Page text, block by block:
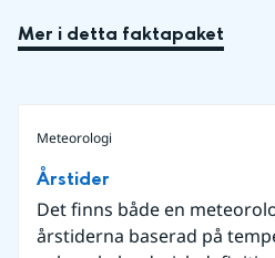
Mer i detta faktapaket
Meteorologi
Årstider
Det finns både en
årstiderna baserad på